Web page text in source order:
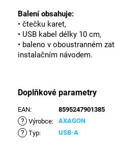
Balení obsahuje:
• čtečku karet,
• USB kabel délky 10 cm,
• baleno v oboustranném
instalačním návodem.
Doplňkové parametry
EAN: 8595247901385
? Výrobce: AXAGON
? Typ: USB-A